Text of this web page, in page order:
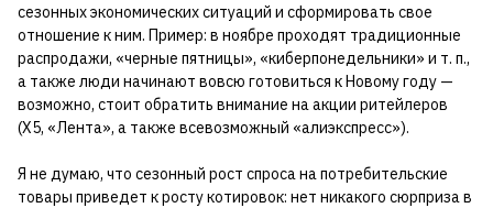
сезонных экономических ситуаций и сформировать свое
отношение к ним. Пример: в ноябре проходят традиционные
распродажи, «черные пятницы», «киберпонедельники» и т. п.,
а также люди начинают вовсю готовиться к Новому году —
возможно, стоит обратить внимание на акции ритейлеров
(X5, «Лента», а также всевозможный «алиэкспресс»).
Я не думаю, что сезонный рост спроса на потребительские
товары приведет к росту котировок: нет никакого сюрприза в